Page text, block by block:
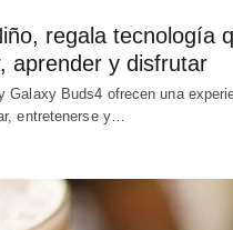
regala tecnología
aprender y disfrutar
Galaxy Buds4 ofrecen una
entretenerse y…